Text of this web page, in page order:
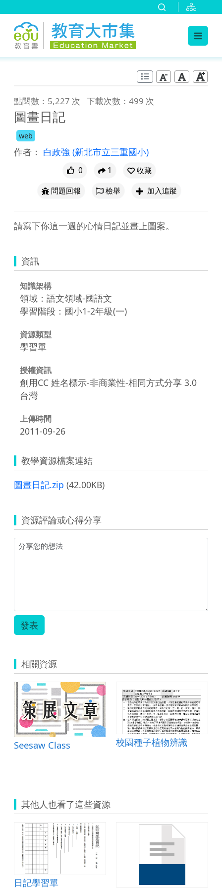
點閱數：5,227 次 下載次數：499 次
圖畫日記
web
作者： 白政強 (新北市立三重國小)
0 1
收藏
問題回報
檢舉 加入追蹤
請寫下你這一週的心情日記並畫上圖案。
資訊
知識架構
領域：語文領域-國語文
學習階段：國小1-2年級(一)
資源類型
學習單
授權資訊
創用CC 姓名標示-非商業性-相同方式分享 3.0
台灣
上傳時間
2011-09-26
教學資源檔案連結
圖畫日記.zip (42.00KB)
資源評論或心得分享
發表
相關資源
Seesaw Class 校園種子植物辨識
其他人也看了這些資源
日記學習單